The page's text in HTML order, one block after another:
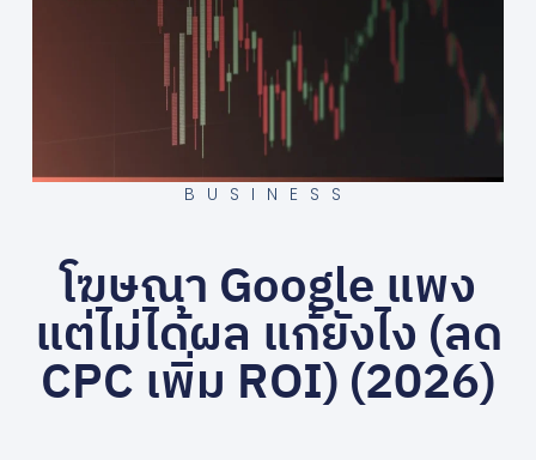
BUSINESS
โฆษณา Google แพง
แต่ไม่ได้ผล แก้ยังไง (ลด
CPC เพิ่ม ROI) (2026)